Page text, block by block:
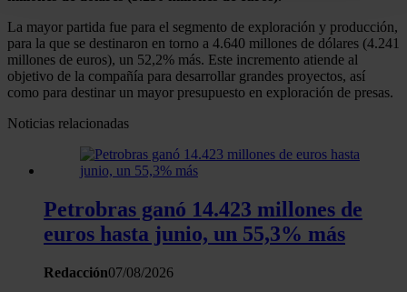
Obtenga más información sobre cómo se procesan sus
datos personales y establezca sus preferencias en la
sección de datos. Puede cambiar o retirar su
de cookies.
Las cookies de este sitio web se usan para personalizar
sociales y analizar el tráfico. Además, compartimos
información sobre el uso que haga del sitio web con
web, quienes pueden combinarla con otra información
La mayor partida fue para el segmento de exploración y producción,
para la que se destinaron en torno a 4.640 millones de dólares (4.241
millones de euros), un 52,2% más. Este incremento atiende al
objetivo de la compañía para desarrollar grandes proyectos, así
como para destinar un mayor presupuesto en exploración de presas.
Noticias relacionadas
Petrobras ganó 14.423 millones de
euros hasta junio, un 55,3% más
Redacción07/08/2026